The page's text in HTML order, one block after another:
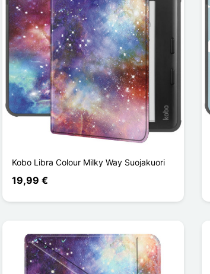
Kobo Libra Colour Milky Way Suojakuori
19,99 €